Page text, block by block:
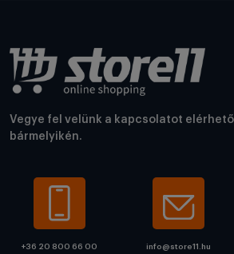
Vegye fel velünk a kapcsolatot
bármelyikén.
+36 20 800 66 00 info@store11.hu